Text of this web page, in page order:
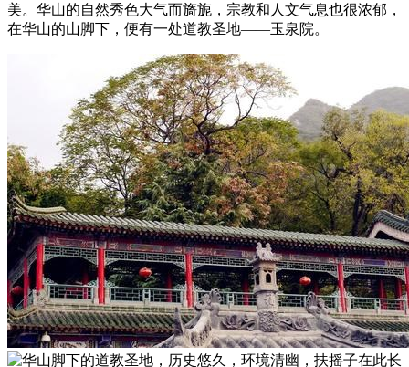
美。华山的自然秀色大气而旖旎，宗教和人文气息也很浓郁，
在华山的山脚下，便有一处道教圣地——玉泉院。